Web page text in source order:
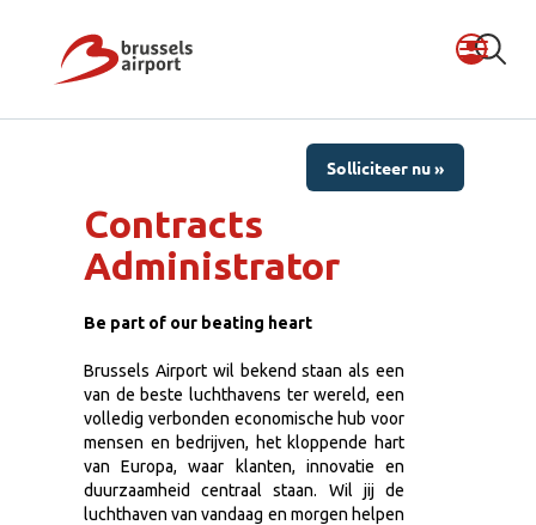
Solliciteer nu »
Contracts
Administrator
Be part of our beating heart
Brussels Airport wil bekend staan als een
van de beste luchthavens ter wereld, een
volledig verbonden economische hub voor
mensen en bedrijven, het kloppende hart
van Europa, waar klanten, innovatie en
duurzaamheid centraal staan. Wil jij de
luchthaven van vandaag en morgen helpen